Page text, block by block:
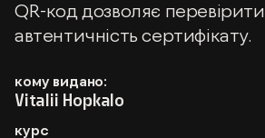
QR-код дозволяє перевірити
автентичність сертифікату.
кому видано:
Vitalii Hopkalo
курс